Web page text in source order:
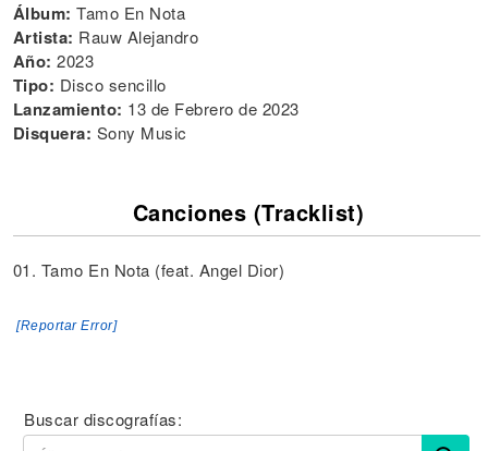
Álbum: Tamo En Nota
Artista: Rauw Alejandro
Año: 2023
Tipo: Disco sencillo
Lanzamiento: 13 de Febrero de 2023
Disquera: Sony Music
Canciones (Tracklist)
01. Tamo En Nota (feat. Angel Dior)
[Reportar Error]
Buscar discografías: